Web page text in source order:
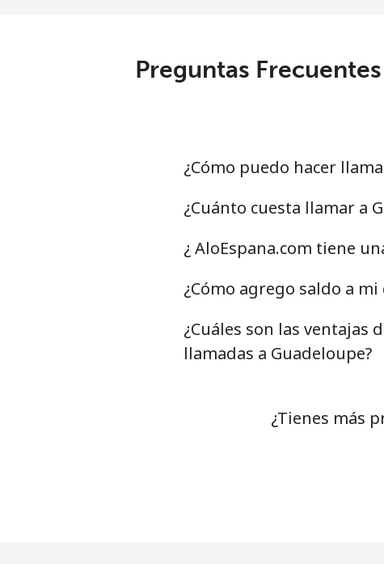
Greece
Línea fija
Celular
Grenada
Preguntas
¿Cómo puedo hacer
¿Cuánto cuesta llamar a
¿ AloEspana.com tiene
¿Cómo agrego saldo a
¿Cuáles son las ventajas
llamadas a Guadeloupe?
¿Tienes más